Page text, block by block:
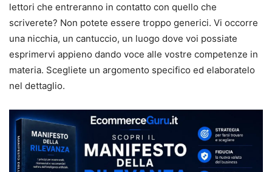
lettori che entreranno in contatto con quello che
scriverete? Non potete essere troppo generici. Vi occorre
una nicchia, un cantuccio, un luogo dove voi possiate
esprimervi appieno dando voce alle vostre competenze in
materia. Scegliete un argomento specifico ed elaboratelo
nel dettaglio.